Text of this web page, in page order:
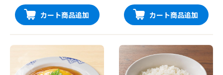
カート商品追加 カート商品追加